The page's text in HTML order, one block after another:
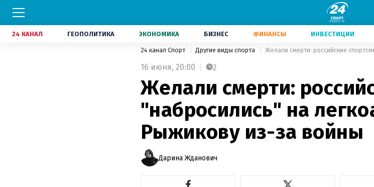
24 КАНАЛ ГЕОПОЛИТИКА ЭКОНОМИКА БИЗНЕС ФИНАНСЫ ИНВЕСТИЦИИ
24 канал Спорт Другие виды спорта
16 июня, 20:00 2
Желали смерти:
"набросились" на
Рыжикову из-за войны
Дарина Жданович